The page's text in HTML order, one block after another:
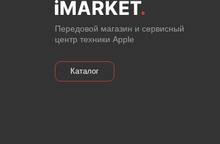
Передовой магазин и сервисный
центр техники Apple
Каталог